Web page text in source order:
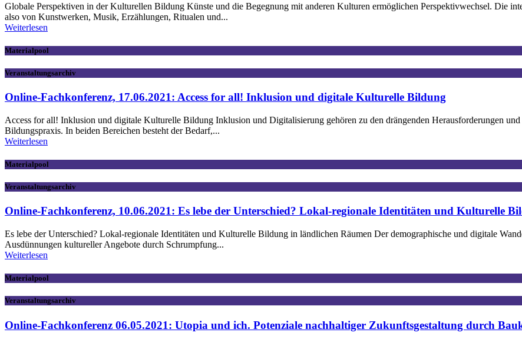
Globale Perspektiven in der Kulturellen Bildung Künste und die Begegnung mit anderen Kulturen ermöglichen Perspektivwechsel. Die
also von Kunstwerken, Musik, Erzählungen, Ritualen und...
Weiterlesen
Materialpool
Veranstaltungsarchiv
Online-Fachkonferenz, 17.06.2021: Access for all! Inklusion und digitale Kulturelle Bildung
Access for all! Inklusion und digitale Kulturelle Bildung Inklusion und Digitalisierung gehören zu den drängenden Herausforderungen
Bildungspraxis. In beiden Bereichen besteht der Bedarf,...
Weiterlesen
Materialpool
Veranstaltungsarchiv
Online-Fachkonferenz, 10.06.2021: Es lebe der Unterschied? Lokal-regionale Identitäten und Kulturelle
Es lebe der Unterschied? Lokal-regionale Identitäten und Kulturelle Bildung in ländlichen Räumen Der demographische und digitale
Ausdünnungen kultureller Angebote durch Schrumpfung...
Weiterlesen
Materialpool
Veranstaltungsarchiv
Online-Fachkonferenz 06.05.2021: Utopia und ich. Potenziale nachhaltiger Zukunftsgestaltung durch